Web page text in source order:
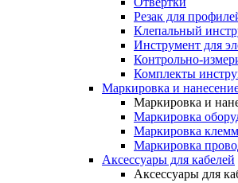
Резак для
Клепальный
Инструмент для
Контрольно-
Комплекты
Маркировка и
Маркировка и
Маркировка
Маркировка клемм
Маркировка
Аксессуары для кабелей
Аксессуары для